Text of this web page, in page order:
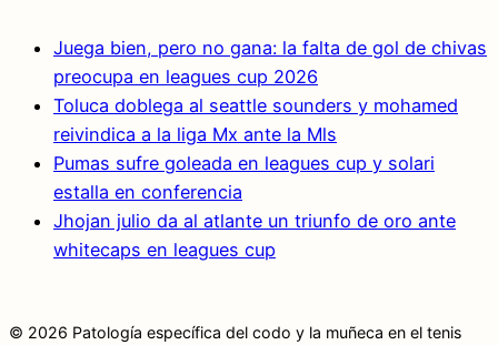
Juega bien, pero no gana: la falta de gol de chivas
preocupa en leagues cup 2026
Toluca doblega al seattle sounders y mohamed
reivindica a la liga Mx ante la Mls
Pumas sufre goleada en leagues cup y solari
estalla en conferencia
Jhojan julio da al atlante un triunfo de oro ante
whitecaps en leagues cup
© 2026 Patología específica del codo y la muñeca en el tenis